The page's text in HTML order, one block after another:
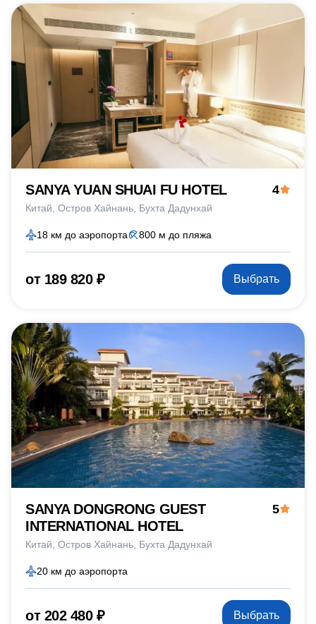
SANYA YUAN SHUAI FU HOTEL
Китай Остров Хайнань Бухта Дадунхай
4
18 км до аэропорта 800 м до пляжа
от 189 820 ₽ Выбрать
SANYA DONGRONG GUEST
INTERNATIONAL HOTEL
Китай Остров Хайнань Бухта Дадунхай
5
20 км до аэропорта
от 202 480 ₽ Выбрать